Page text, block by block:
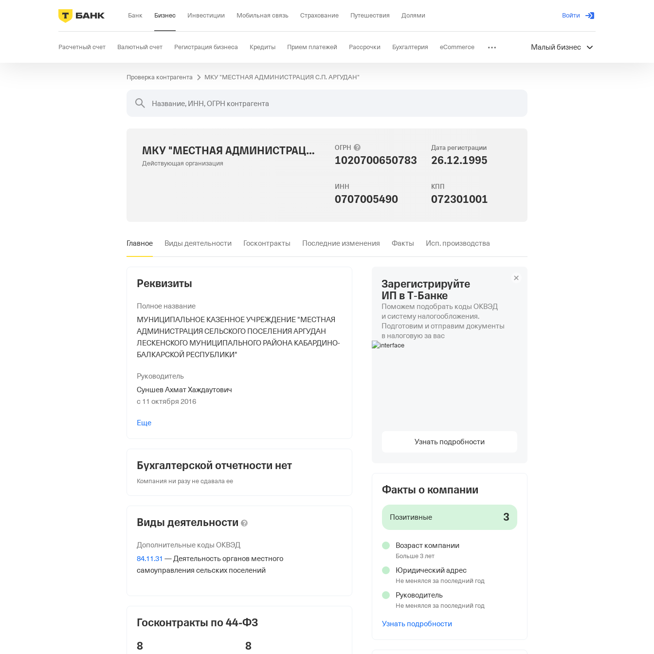
Банк Бизнес Инвестиции Мобильная связь Страхование Путешествия Долями Войти
Расчетный счет Валютный счет Регистрация бизнеса Кредиты Прием платежей Рассрочки Бухгалтерия eCommerce
Продажи Селлер Госзакупки Депозиты КЭДО Отраслевые решения
Малый бизнес
Проверка контрагента МКУ "МЕСТНАЯ АДМИНИСТРАЦИЯ С.П. АРГУДАН"
Название, ИНН, ОГРН контрагента
МКУ "МЕСТНАЯ АДМИНИСТРАЦИЯ С.П. АРГУДАН"
Действующая организация
ОГРН
1020700650783
Дата регистрации
26.12.1995
ИНН
0707005490
КПП
072301001
Главное Виды деятельности Госконтракты Последние изменения Факты Исп. производства
Реквизиты
Полное название
МУНИЦИПАЛЬНОЕ КАЗЕННОЕ УЧРЕЖДЕНИЕ "МЕСТНАЯ
АДМИНИСТРАЦИЯ СЕЛЬСКОГО ПОСЕЛЕНИЯ АРГУДАН
ЛЕСКЕНСКОГО МУНИЦИПАЛЬНОГО РАЙОНА КАБАРДИНО-
БАЛКАРСКОЙ РЕСПУБЛИКИ"
Руководитель
Суншев Ахмат Хаждаутович
с 11 октября 2016
26 декабря 1995
МКУ "МЕСТНАЯ АДМИНИСТРАЦИЯ С.П. АРГУДАН"
Юридический адрес
ИНН
0707005490
072301001
Еще
Бухгалтерской отчетности нет
Компания ни разу не сдавала ее
Виды деятельности
Дополнительные коды ОКВЭД
84.11.31 — Деятельность органов местного
самоуправления сельских поселений
Госконтракты по 44-ФЗ
8
8
Зарегистрируйте
ИП в Т‑Банке
Поможем подобрать коды ОКВЭД
и систему налогообложения.
Подготовим и отправим документы
в налоговую за вас
Узнать подробности
Факты о компании
Позитивные 3
Возраст компании
Больше 3 лет
Юридический адрес
Не менялся за последний год
Руководитель
Не менялся за последний год
Узнать подробности